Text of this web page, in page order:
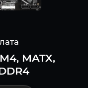
MATX,